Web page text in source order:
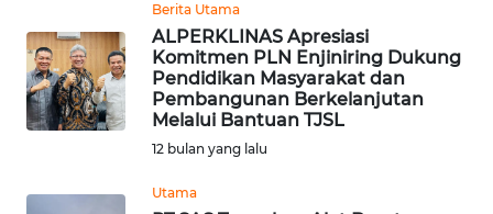
Berita Utama
ALPERKLINAS Apresiasi
Komitmen PLN Enjiniring Dukung
Pendidikan Masyarakat dan
Pembangunan Berkelanjutan
Melalui Bantuan TJSL
12 bulan yang lalu
Utama
WN
DEPOK
WN
TAPANULI